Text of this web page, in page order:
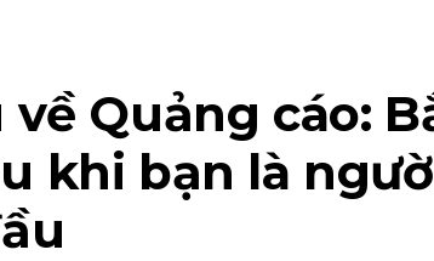
Quảng cáo:
khi bạn là